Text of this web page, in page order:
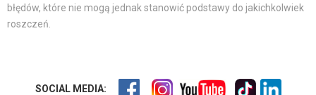
błędów, które nie mogą jednak stanowić podstawy do jakichkolwiek
roszczeń.
SOCIAL MEDIA: